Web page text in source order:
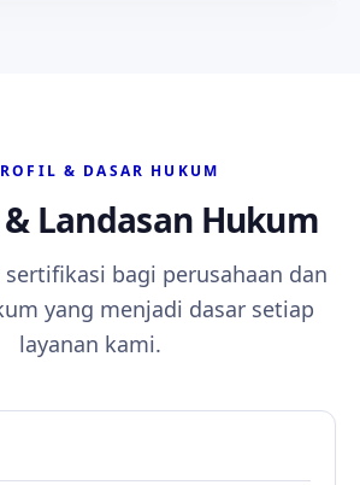
& DASAR HUKUM
Landasan Hukum
bagi perusahaan dan
yang menjadi dasar setiap
layanan kami.